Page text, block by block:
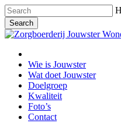
Skip
to
main
content
Search
Close
Menu
Wie is Jouwster
Wat doet Jouwster
Doelgroep
Kwaliteit
Foto’s
Contact